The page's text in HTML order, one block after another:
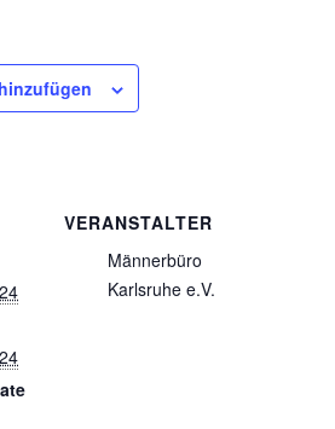
VERANSTALTER
Männerbüro
Karlsruhe e.V.